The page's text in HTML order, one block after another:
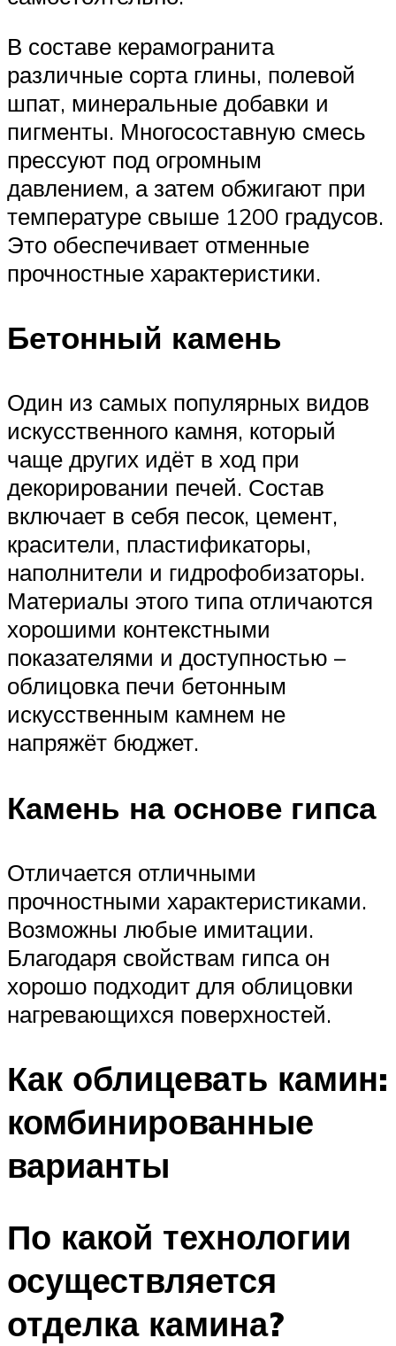
В составе керамогранита
различные сорта глины, полевой
шпат, минеральные добавки и
пигменты. Многосоставную смесь
прессуют под огромным
давлением, а затем обжигают при
температуре свыше 1200 градусов.
Это обеспечивает отменные
прочностные характеристики.
Бетонный камень
Один из самых популярных видов
искусственного камня, который
чаще других идёт в ход при
декорировании печей. Состав
включает в себя песок, цемент,
красители, пластификаторы,
наполнители и гидрофобизаторы.
Материалы этого типа отличаются
хорошими контекстными
показателями и доступностью –
облицовка печи бетонным
искусственным камнем не
напряжёт бюджет.
Камень на основе гипса
Отличается отличными
прочностными характеристиками.
Возможны любые имитации.
Благодаря свойствам гипса он
хорошо подходит для облицовки
нагревающихся поверхностей.
Как облицевать камин:
комбинированные
варианты
По какой технологии
осуществляется
отделка камина?